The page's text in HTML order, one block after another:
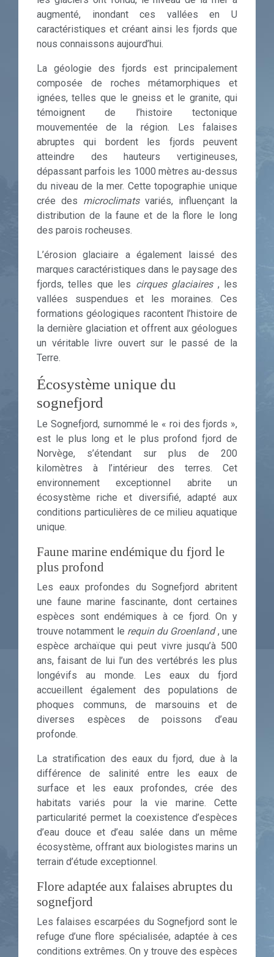
augmenté, inondant ces vallées en U
caractéristiques et créant ainsi les fjords que
nous connaissons aujourd’hui.
La géologie des fjords est principalement
composée de roches métamorphiques et
ignées, telles que le gneiss et le granite, qui
témoignent de l’histoire tectonique
mouvementée de la région. Les falaises
abruptes qui bordent les fjords peuvent
atteindre des hauteurs vertigineuses,
dépassant parfois les 1000 mètres au-dessus
du niveau de la mer. Cette topographie unique
crée des microclimats variés, influençant la
distribution de la faune et de la flore le long
des parois rocheuses.
L’érosion glaciaire a également laissé des
marques caractéristiques dans le paysage des
fjords, telles que les cirques glaciaires , les
vallées suspendues et les moraines. Ces
formations géologiques racontent l’histoire de
la dernière glaciation et offrent aux géologues
un véritable livre ouvert sur le passé de la
Terre.
Écosystème unique du
sognefjord
Le Sognefjord, surnommé le « roi des fjords »,
est le plus long et le plus profond fjord de
Norvège, s’étendant sur plus de 200
kilomètres à l’intérieur des terres. Cet
environnement exceptionnel abrite un
écosystème riche et diversifié, adapté aux
conditions particulières de ce milieu aquatique
unique.
Faune marine endémique du fjord le
plus profond
Les eaux profondes du Sognefjord abritent
une faune marine fascinante, dont certaines
espèces sont endémiques à ce fjord. On y
trouve notamment le requin du Groenland, une
espèce archaïque qui peut vivre jusqu’à 500
ans, faisant de lui l’un des vertébrés les plus
longévifs au monde. Les eaux du fjord
accueillent également des populations de
phoques communs, de marsouins et de
diverses espèces de poissons d’eau
profonde.
La stratification des eaux du fjord, due à la
différence de salinité entre les eaux de
surface et les eaux profondes, crée des
habitats variés pour la vie marine. Cette
particularité permet la coexistence d’espèces
d’eau douce et d’eau salée dans un même
écosystème, offrant aux biologistes marins un
terrain d’étude exceptionnel.
Flore adaptée aux falaises abruptes du
sognefjord
Les falaises escarpées du Sognefjord sont le
refuge d’une flore spécialisée, adaptée à ces
conditions extrêmes. On y trouve des espèces